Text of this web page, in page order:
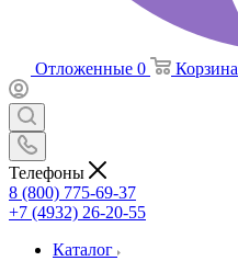
Отложенные 0 Корзина
Телефоны
8 (800) 775-69-37
+7 (4932) 26-20-55
Каталог